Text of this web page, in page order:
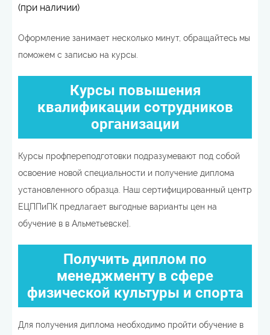
(при наличии)
Оформление занимает несколько минут, обращайтесь мы
поможем с записью на курсы.
Курсы повышения
квалификации сотрудников
организации
Курсы профпереподготовки подразумевают под собой
освоение новой специальности и получение диплома
установленного образца. Наш сертифицированный центр
ЕЦППиПК предлагает выгодные варианты цен на
обучение в в Альметьевске].
Получить диплом по
менеджменту в сфере
физической культуры и спорта
Для получения диплома необходимо пройти обучение в